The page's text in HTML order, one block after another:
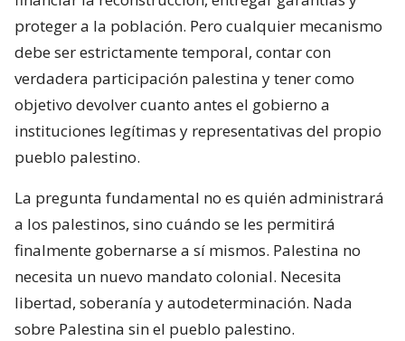
proteger a la población. Pero cualquier mecanismo
debe ser estrictamente temporal, contar con
verdadera participación palestina y tener como
objetivo devolver cuanto antes el gobierno a
instituciones legítimas y representativas del propio
pueblo palestino.
La pregunta fundamental no es quién administrará
a los palestinos, sino cuándo se les permitirá
finalmente gobernarse a sí mismos. Palestina no
necesita un nuevo mandato colonial. Necesita
libertad, soberanía y autodeterminación. Nada
sobre Palestina sin el pueblo palestino.